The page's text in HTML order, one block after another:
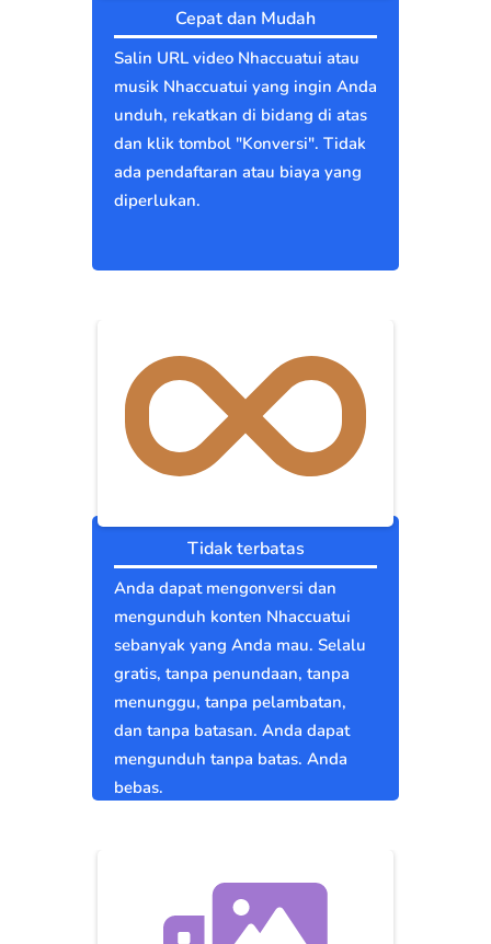
Cepat dan Mudah
Salin URL video Nhaccuatui atau
musik Nhaccuatui yang ingin Anda
unduh, rekatkan di bidang di atas
dan klik tombol "Konversi". Tidak
ada pendaftaran atau biaya yang
diperlukan.
Tidak terbatas
Anda dapat mengonversi dan
mengunduh konten Nhaccuatui
sebanyak yang Anda mau. Selalu
gratis, tanpa penundaan, tanpa
menunggu, tanpa pelambatan,
dan tanpa batasan. Anda dapat
mengunduh tanpa batas. Anda
bebas.